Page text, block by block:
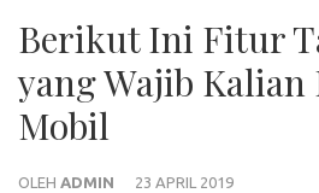
Berikut Ini Fitur
yang Wajib Kalian
Mobil
OLEH ADMIN 23 APRIL 2019